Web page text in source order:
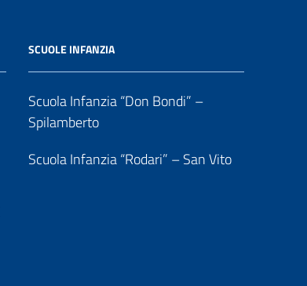
SCUOLE INFANZIA
Scuola Infanzia “Don Bondi” –
Spilamberto
Scuola Infanzia “Rodari” – San Vito